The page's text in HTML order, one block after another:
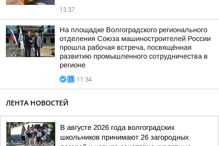
13:37
На площадке Волгоградского регионального
отделения Союза машиностроителей России
прошла рабочая встреча, посвящённая
развитию промышленного сотрудничества в
регионе
11:34
ЛЕНТА НОВОСТЕЙ
В августе 2026 года волгоградских
школьников принимают 26 загородных